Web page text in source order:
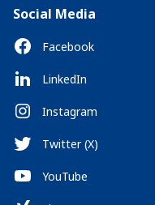
Social Media
Facebook
LinkedIn
Instagram
Twitter (X)
YouTube